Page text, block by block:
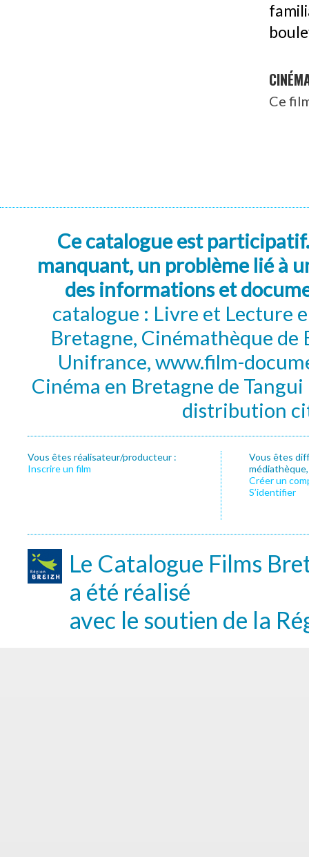
Ce
Ce catalogue est
manquant, un problème lié à
des informations et
catalogue : Livre et Lecture
Bretagne, Cinémathèque de
Unifrance, www.film-
Cinéma en Bretagne de
distribution
Vous êtes réalisateur/producteur :
Inscrire un film
Vous êtes
Créer un
S’identifier
Le Catalogue Films
a été réalisé
avec le soutien de la